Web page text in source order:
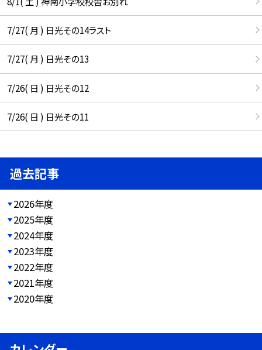
7/27( 月 ) 日光その14ラスト
7/27( 月 ) 日光その13
7/26( 日 ) 日光その12
7/26( 日 ) 日光その11
過去記事
2026年度
2025年度
2024年度
2023年度
2022年度
2021年度
2020年度